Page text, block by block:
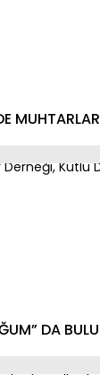
DA